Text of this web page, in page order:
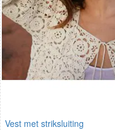
Vest met striksluiting